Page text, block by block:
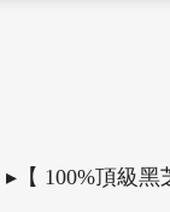
▸【 100%頂級黑